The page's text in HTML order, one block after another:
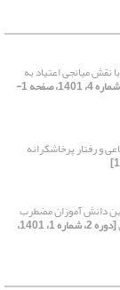
مدل یابی اهمال کاری تحصیلی بر اساس اضطراب کووید-19 با نقش میانجی اعتیاد به
[دوره 2، شماره 4، 1401، صفحه 1-
و رفتار پرخاشگرانه
دانش آموزان مضطرب
[دوره 2، شماره 1، 1401،